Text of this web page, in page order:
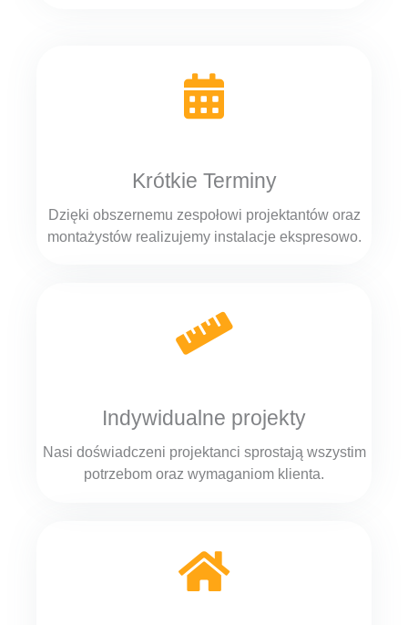
Krótkie Terminy
Dzięki obszernemu zespołowi projektantów oraz
montażystów realizujemy instalacje ekspresowo.
Indywidualne projekty
Nasi doświadczeni projektanci sprostają wszystim
potrzebom oraz wymaganiom klienta.